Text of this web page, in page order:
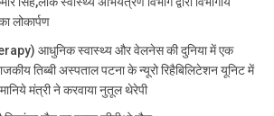
लोकार्पण
आधुनिक स्वास्थ्य और वेलनेस की दुनिया में एक
तिब्बी अस्पताल पटना के न्यूरो रिहैबिलिटेशन यूनिट में
मंत्री ने करवाया नुतूल थेरेपी